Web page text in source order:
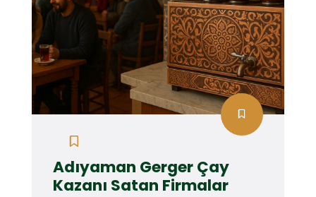
Adıyaman Gerger Çay
Kazanı Satan Firmalar